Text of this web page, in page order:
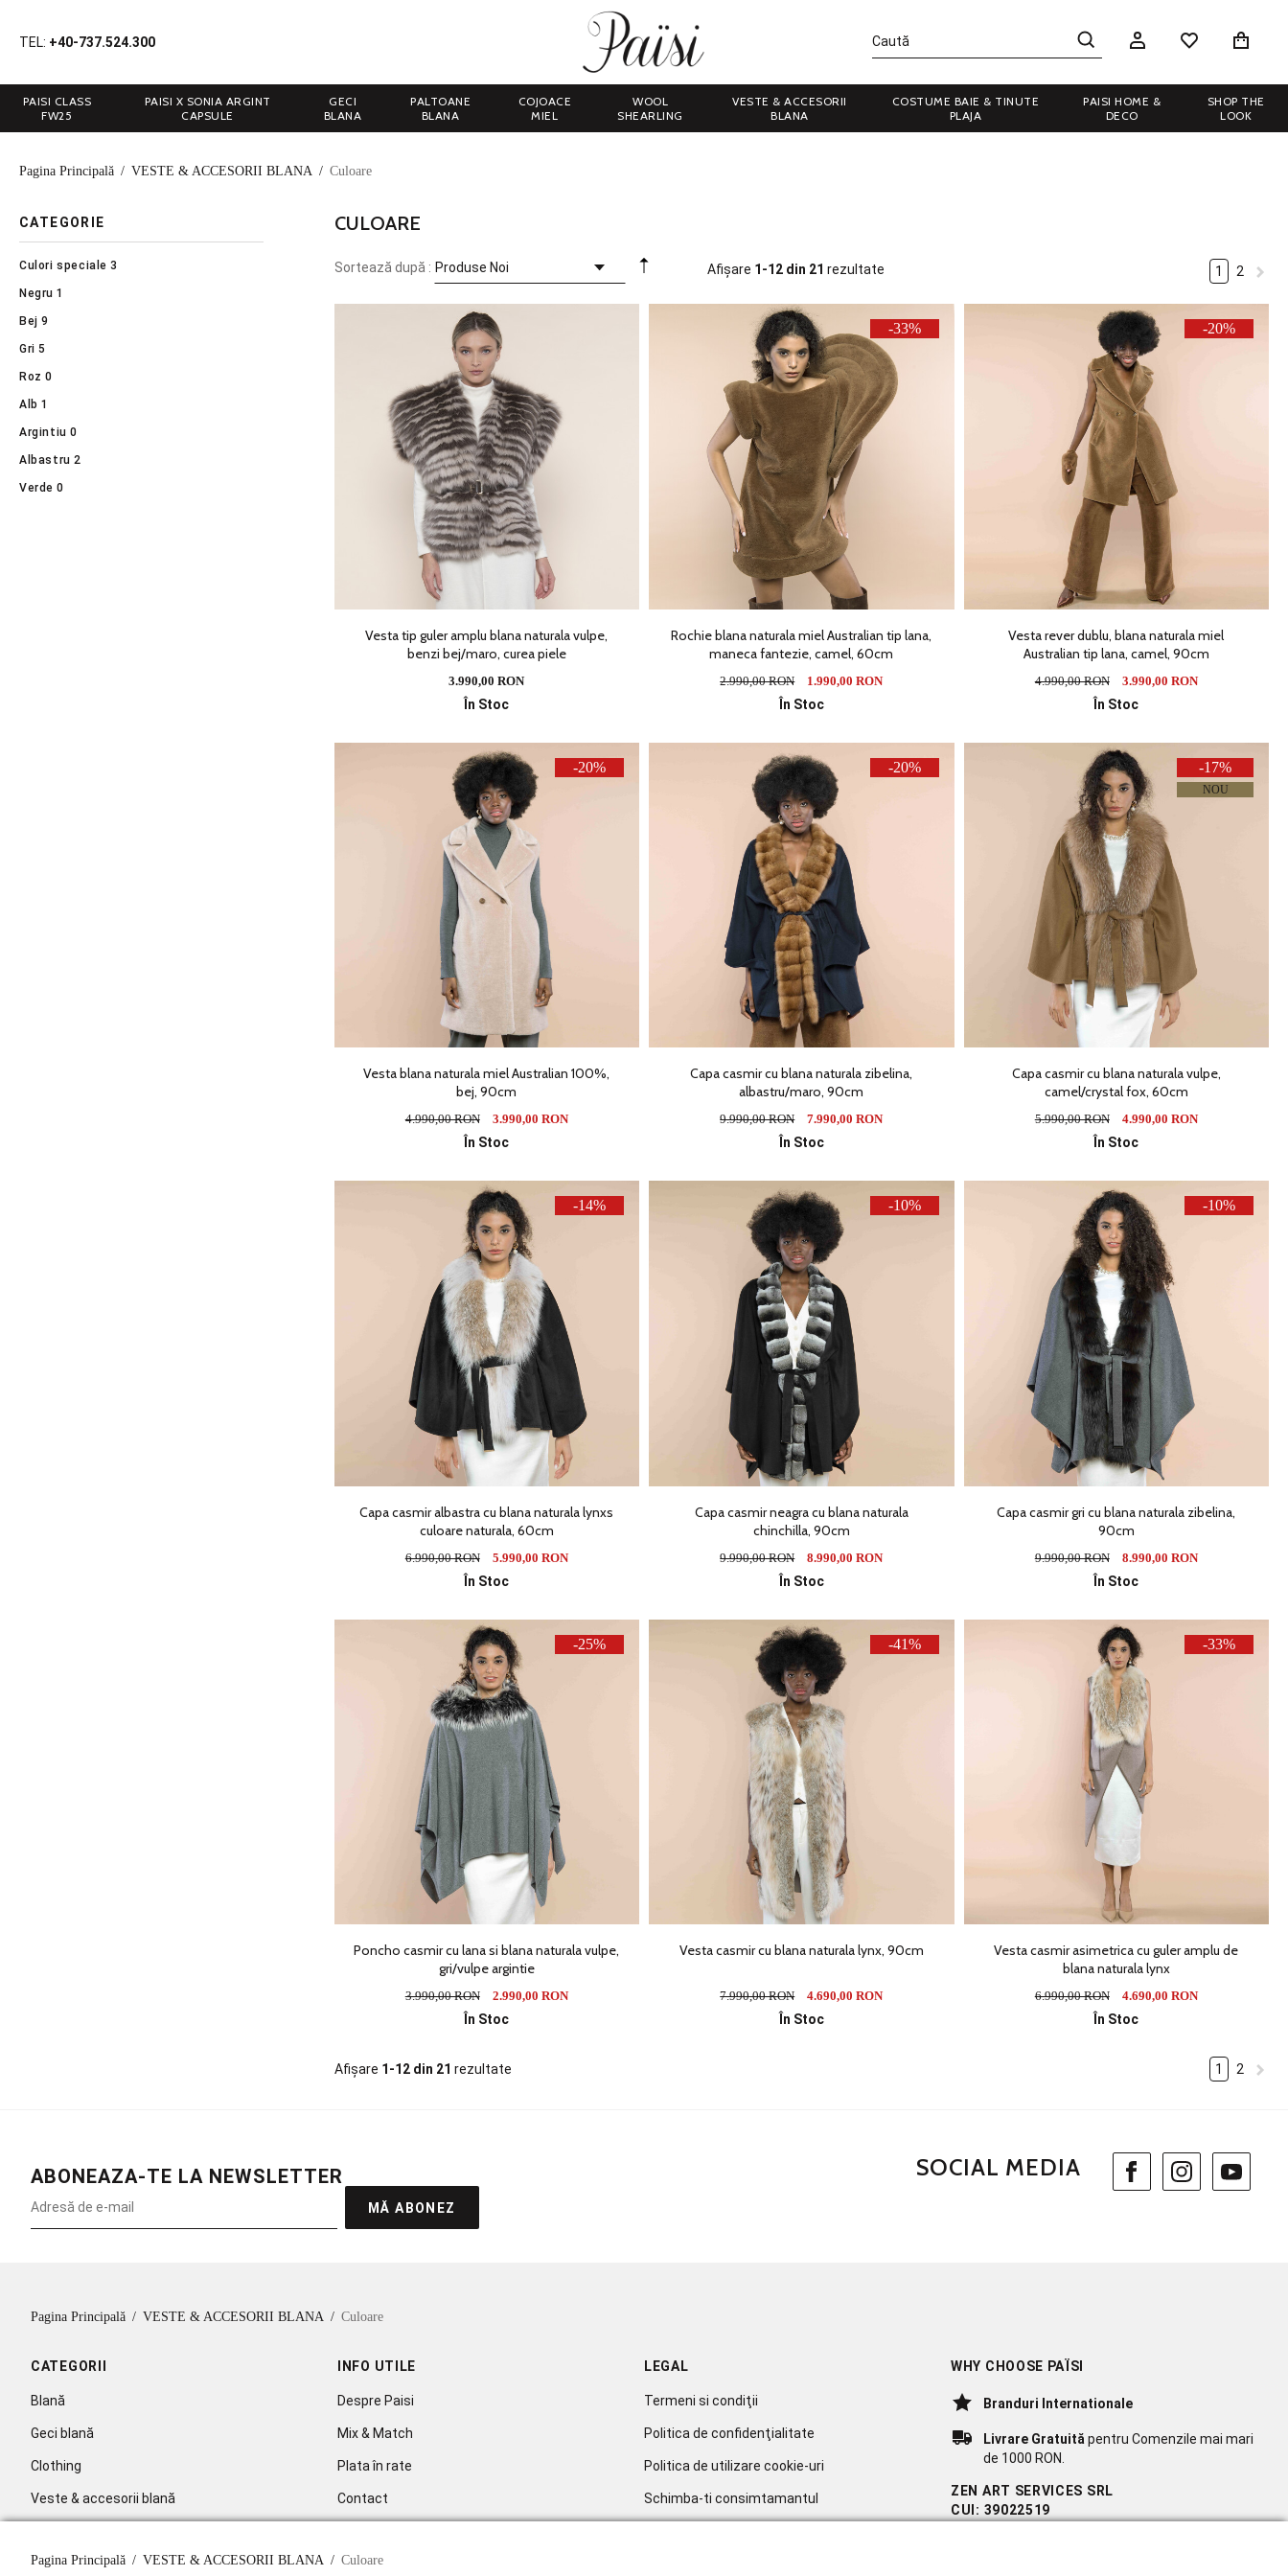
TEL: +40-737.524.300
PAISI CLASS
FW25
PAISI X SONIA ARGINT
CAPSULE
GECI
BLANA
PALTOANE
BLANA
COJOACE
MIEL
WOOL
SHEARLING
VESTE & ACCESORII
BLANA
COSTUME BAIE & TINUTE
PLAJA
PAISI HOME &
DECO
SHOP THE
LOOK
Pagina Principală / VESTE & ACCESORII BLANA / Culoare
CATEGORIE
Culori speciale 3
Negru 1
Bej 9
Gri 5
Roz 0
Alb 1
Argintiu 0
Albastru 2
Verde 0
CULOARE
1 2
Sortează după : Afișare 1-12 din 21 rezultate
Vesta tip guler amplu blana naturala vulpe,
benzi bej/maro, curea piele
3.990,00 RON
În Stoc
-33%
Rochie blana naturala miel Australian tip lana,
maneca fantezie, camel, 60cm
2.990,00 RON 1.990,00 RON
În Stoc
-20%
Vesta rever dublu, blana naturala miel
Australian tip lana, camel, 90cm
4.990,00 RON 3.990,00 RON
În Stoc
-20%
Vesta blana naturala miel Australian 100%,
bej, 90cm
4.990,00 RON 3.990,00 RON
În Stoc
-20%
Capa casmir cu blana naturala zibelina,
albastru/maro, 90cm
9.990,00 RON 7.990,00 RON
În Stoc
-17%
NOU
Capa casmir cu blana naturala vulpe,
camel/crystal fox, 60cm
5.990,00 RON 4.990,00 RON
În Stoc
-14%
Capa casmir albastra cu blana naturala lynxs
culoare naturala, 60cm
6.990,00 RON 5.990,00 RON
În Stoc
-10%
Capa casmir neagra cu blana naturala
chinchilla, 90cm
9.990,00 RON 8.990,00 RON
În Stoc
-10%
Capa casmir gri cu blana naturala zibelina,
90cm
9.990,00 RON 8.990,00 RON
În Stoc
-25%
Poncho casmir cu lana si blana naturala vulpe,
gri/vulpe argintie
3.990,00 RON 2.990,00 RON
În Stoc
-41%
Vesta casmir cu blana naturala lynx, 90cm
7.990,00 RON 4.690,00 RON
În Stoc
-33%
Vesta casmir asimetrica cu guler amplu de
blana naturala lynx
6.990,00 RON 4.690,00 RON
În Stoc
1 2
Afișare 1-12 din 21 rezultate
ABONEAZA-TE LA NEWSLETTER
MĂ ABONEZ
SOCIAL MEDIA
Pagina Principală / VESTE & ACCESORII BLANA / Culoare
CATEGORII
Blană
Geci blană
Clothing
Veste & accesorii blană
INFO UTILE
Despre Paisi
Mix & Match
Plata în rate
Contact
Abonare la newsletter
LEGAL
Termeni si condiţii
Politica de confidenţialitate
Politica de utilizare cookie-uri
Schimba-ti consimtamantul
WHY CHOOSE PAÏSI
Branduri Internationale
Livrare Gratuită pentru Comenzile mai mari
de 1000 RON.
ZEN ART SERVICES SRL
CUI: 39022519
Pagina Principală / VESTE & ACCESORII BLANA / Culoare